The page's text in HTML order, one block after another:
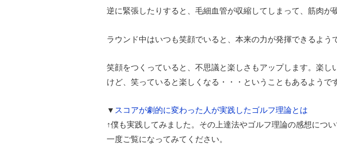
逆に緊張したりすると、毛細血管が収縮してしまって、筋肉が
ラウンド中はいつも笑顔でいると、本来の力が発揮できるよう
笑顔をつくっていると、不思議と楽しさもアップします。楽し
けど、笑っていると楽しくなる・・・ということもあるようで
▼ スコアが劇的に変わった人が実践したゴルフ理論とは
↑僕も実践してみました。その上達法やゴルフ理論の感想につい
一度ご覧になってみてください。